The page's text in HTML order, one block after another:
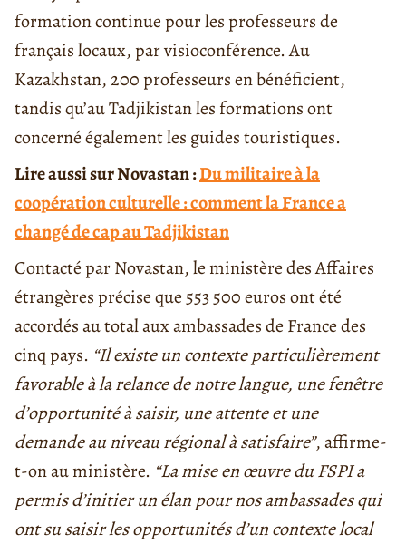
formation continue pour les professeurs de
français locaux, par visioconférence. Au
Kazakhstan, 200 professeurs en bénéficient,
tandis qu’au Tadjikistan les formations ont
concerné également les guides touristiques.
Lire aussi sur Novastan :Du militaire à la
coopération culturelle : comment la France a
changé de cap au Tadjikistan
Contacté par Novastan, le ministère des Affaires
étrangères précise que 553 500 euros ont été
accordés au total aux ambassades de France des
cinq pays. “Il existe un contexte particulièrement
favorable à la relance de notre langue, une fenêtre
d’opportunité à saisir, une attente et une
demande au niveau régional à satisfaire”, affirme-
t-on au ministère. “La mise en œuvre du FSPI a
permis d’initier un élan pour nos ambassades qui
ont su saisir les opportunités d’un contexte local